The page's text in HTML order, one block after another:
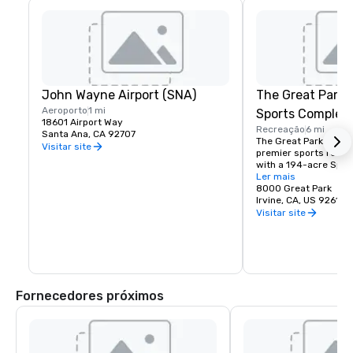
John Wayne Airport (SNA)
Aeroporto1 mi
18601 Airport Way
Santa Ana, CA 92707
Visitar site
The Great Park
Sports Complex
Recreação 6 mi
The Great Park is
premier sports
with a 194-acre
featuring amenities
volleyball,
Ler mais
8000 Great Park
Irvine, CA, US 92618
Visitar site
Fornecedores próximos